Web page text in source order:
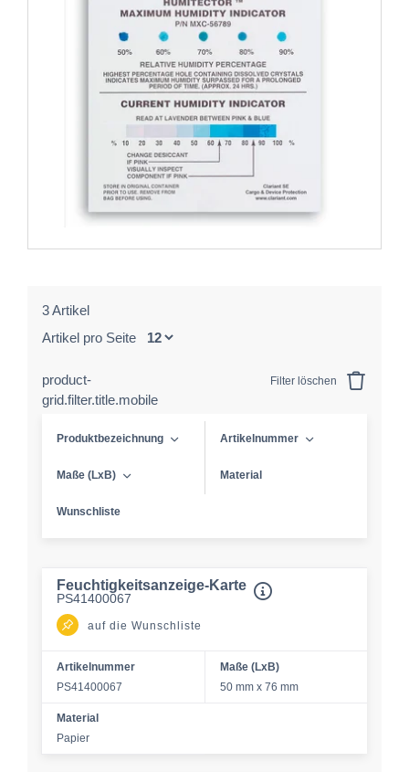
3 Artikel
Artikel pro Seite
product-
grid.filter.title.mobile
Filter löschen
Produktbezeichnung Artikelnummer
Maße (LxB) Material
Wunschliste
Feuchtigkeitsanzeige-Karte
PS41400067
auf die Wunschliste
Artikelnummer
PS41400067
Maße (LxB)
50 mm x 76 mm
Material
Papier